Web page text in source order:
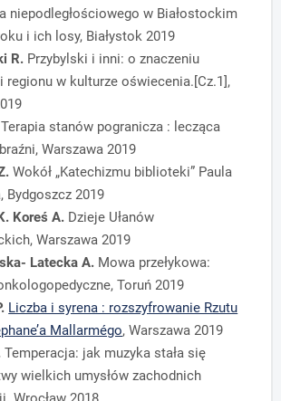
niepodległościowego w Białostockim
i ich losy, Białystok 2019
R. Przybylski i inni: o znaczeniu
regionu w kulturze oświecenia.[Cz.1],
Terapia stanów pogranicza : lecząca
Warszawa 2019
Wokół „Katechizmu biblioteki” Paula
Bydgoszcz 2019
Koreś A. Dzieje Ułanów
Warszawa 2019
Latecka A. Mowa przełykowa:
Toruń 2019
Liczba i syrena : rozszyfrowanie Rzutu
Mallarmégo, Warszawa 2019
Temperacja: jak muzyka stała się
wielkich umysłów zachodnich